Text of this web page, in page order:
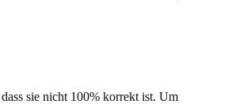
sie nicht 100% korrekt ist. Um